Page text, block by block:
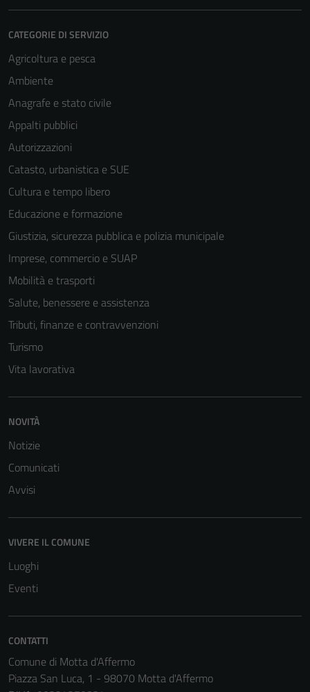
CATEGORIE DI SERVIZIO
Agricoltura e pesca
Ambiente
Anagrafe e stato civile
Appalti pubblici
Autorizzazioni
Catasto, urbanistica e SUE
Cultura e tempo libero
Educazione e formazione
Giustizia, sicurezza pubblica e polizia municipale
Imprese, commercio e SUAP
Mobilità e trasporti
Salute, benessere e assistenza
Tributi, finanze e contravvenzioni
Turismo
Vita lavorativa
NOVITÀ
Notizie
Comunicati
Avvisi
VIVERE IL COMUNE
Luoghi
Eventi
CONTATTI
Comune di Motta d'Affermo
Piazza San Luca, 1 - 98070 Motta d'Affermo
per il
personali.